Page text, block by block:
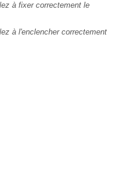
à fixer correctement le
à l'enclencher correctement